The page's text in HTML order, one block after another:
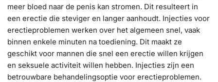
meer bloed naar de penis kan stromen. Dit resulteert in
een erectie die steviger en langer aanhoudt. Injecties voor
erectieproblemen werken over het algemeen snel, vaak
binnen enkele minuten na toediening. Dit maakt ze
geschikt voor mannen die snel een erectie willen krijgen
en seksuele activiteit willen hebben. Injecties zijn een
betrouwbare behandelingsoptie voor erectieproblemen.